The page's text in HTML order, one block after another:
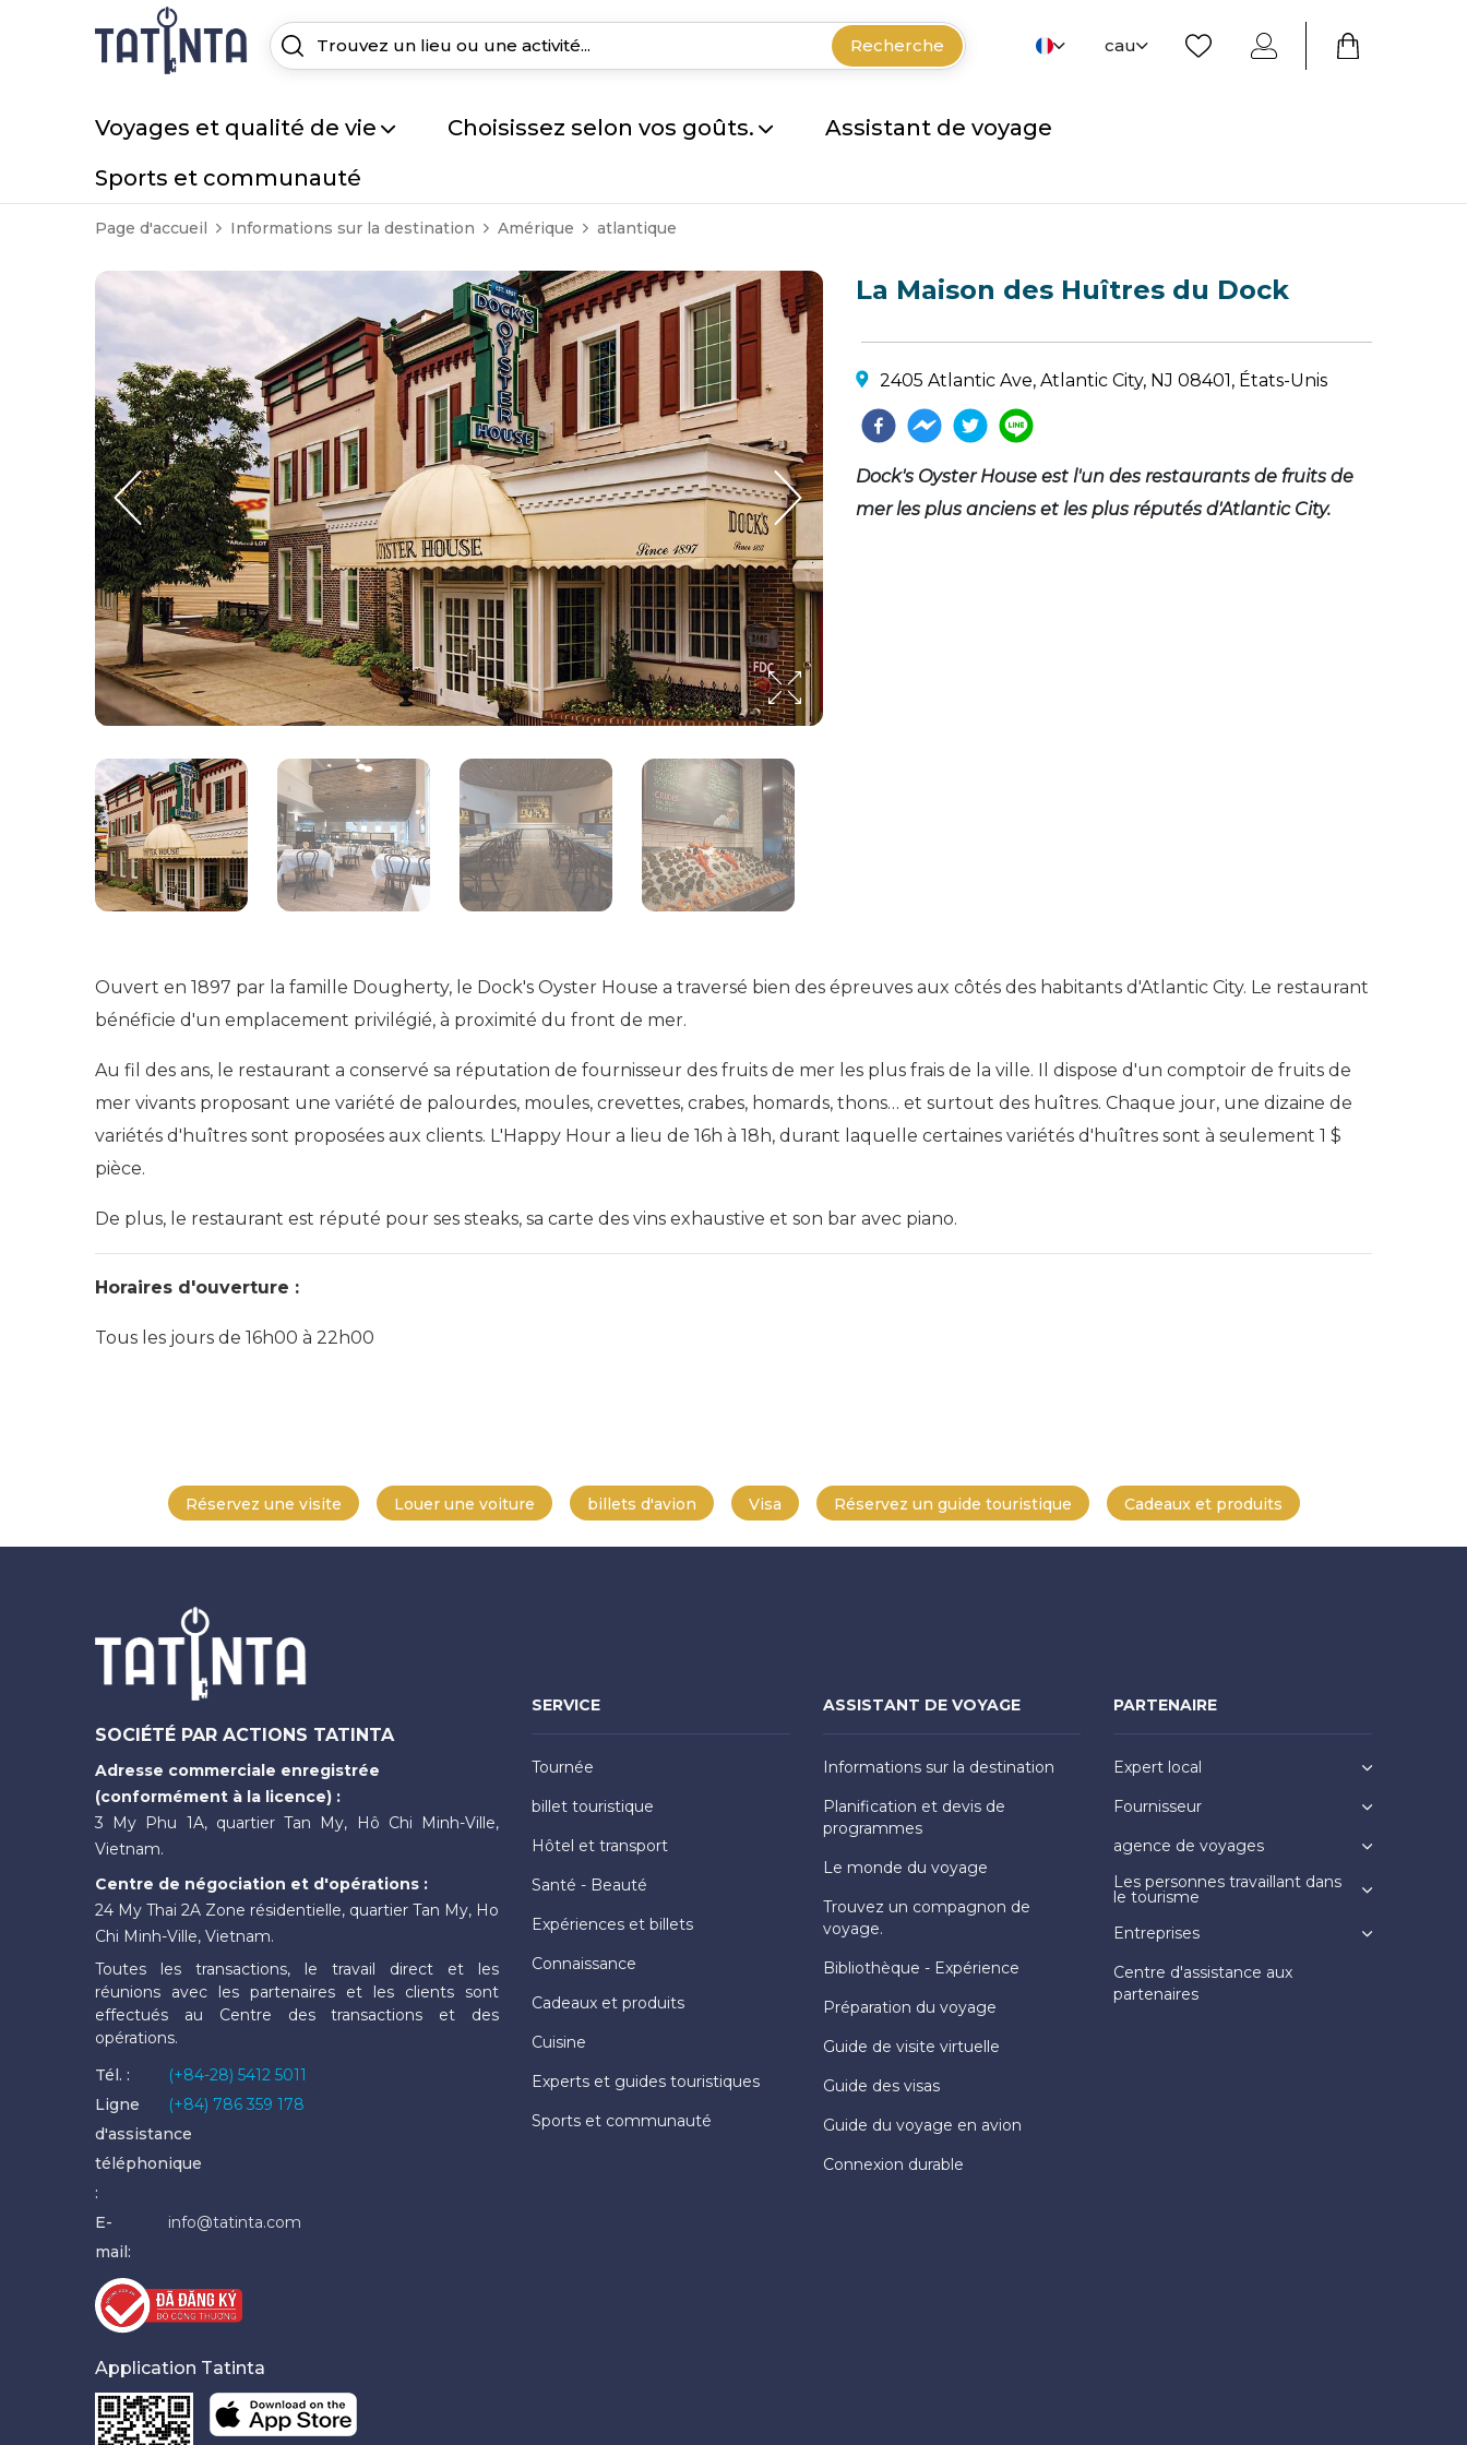
Recherche cau
Voyages et qualité de vie Choisissez selon vos goûts.
Assistant de voyage
Sports et communauté
Page d'accueil Informations sur la destination Amérique atlantique
La Maison des Huîtres du Dock
2405 Atlantic Ave, Atlantic City, NJ 08401, États-Unis
Dock's Oyster House est l'un des restaurants de fruits de
mer les plus anciens et les plus réputés d'Atlantic City.
Ouvert en 1897 par la famille Dougherty, le Dock's Oyster House a traversé bien des épreuves aux côtés des habitants d'Atlantic City. Le restaurant
bénéficie d'un emplacement privilégié, à proximité du front de mer.
Au fil des ans, le restaurant a conservé sa réputation de fournisseur des fruits de mer les plus frais de la ville. Il dispose d'un comptoir de fruits de
mer vivants proposant une variété de palourdes, moules, crevettes, crabes, homards, thons… et surtout des huîtres. Chaque jour, une dizaine de
variétés d'huîtres sont proposées aux clients. L'Happy Hour a lieu de 16h à 18h, durant laquelle certaines variétés d'huîtres sont à seulement 1 $
pièce.
De plus, le restaurant est réputé pour ses steaks, sa carte des vins exhaustive et son bar avec piano.
Horaires d'ouverture :
Tous les jours de 16h00 à 22h00
Réservez une visite Louer une voiture billets d'avion Visa Réservez un guide touristique Cadeaux et produits
SOCIÉTÉ PAR ACTIONS TATINTA
Adresse commerciale enregistrée
(conformément à la licence) :
3 My Phu 1A, quartier Tan My, Hô Chi Minh-Ville,
Vietnam.
Centre de négociation et d'opérations :
24 My Thai 2A Zone résidentielle, quartier Tan My, Ho
Chi Minh-Ville, Vietnam.
Toutes les transactions, le travail direct et les
réunions avec les partenaires et les clients sont
effectués au Centre des transactions et des
opérations.
Tél. :
(+84-28) 5412 5011
Ligne
d'assistance
téléphonique
:
(+84) 786 359 178
E-
mail:
info@tatinta.com
Application Tatinta
SERVICE
Tournée
billet touristique
Hôtel et transport
Santé - Beauté
Expériences et billets
Connaissance
Cadeaux et produits
Cuisine
Experts et guides touristiques
Sports et communauté
ASSISTANT DE VOYAGE
Informations sur la destination
Planification et devis de
programmes
Le monde du voyage
Trouvez un compagnon de
voyage.
Bibliothèque - Expérience
Préparation du voyage
Guide de visite virtuelle
Guide des visas
Guide du voyage en avion
Connexion durable
PARTENAIRE
Expert local
Fournisseur
agence de voyages
Les personnes travaillant dans
le tourisme
Entreprises
Centre d'assistance aux
partenaires